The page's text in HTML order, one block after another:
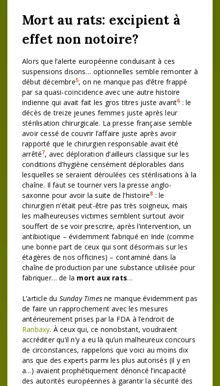
Mort au rats: excipient à
effet non notoire?
Alors que l’alerte européenne conduisant à ces
suspensions disons… optionnelles semble remonter à
début décembre5, on ne manque pas d’être frappé
par sa quasi-coïncidence avec une autre histoire
indienne qui avait fait les gros titres juste avant6: le
décès de treize jeunes femmes juste après leur
stérilisation chirurgicale. La presse française semble
avoir cessé de couvrir l’affaire juste après avoir
rapporté que le chirurgien responsable avait été
arrêté7, avec déploration d’ailleurs classique sur les
conditions d’hygiène censément déplorables dans
lesquelles se seraient déroulées ces stérilisations à la
chaîne. Il faut se tourner vers la presse anglo-
saxonne pour avoir la suite de l’histoire8 : le
chirurgien n’était peut-être pas très soigneux, mais
les malheureuses victimes semblent surtout avoir
souffert de se voir prescrire, après l’intervention, un
antibiotique – évidemment fabriqué en Inde (comme
une bonne part de ceux qui sont désormais sur les
étagères de nos officines) – contaminé dans la
chaîne de production par une substance utilisée pour
fabriquer… de la mort aux rats…
L’article du Sunday Times ne manque évidemment pas
de faire un rapprochement avec les mesures
antérieurement prises par la FDA à l’endroit de
Ranbaxy. À ceux qui, ce nonobstant, voudraient
accréditer qu’il n’y a eu là qu’un malheureux concours
de circonstances, rappelons que voici au moins dix
ans que des experts parmi les plus autorisés (il y en
a…) avaient prophétiquement dénoncé l’incapacité
des autorités européennes à garantir la sécurité des